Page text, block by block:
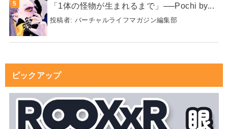
「1体の怪物が生まれるまで」──Pochi by...
投稿者: バーチャルライフマガジン編集部
ピックアップ